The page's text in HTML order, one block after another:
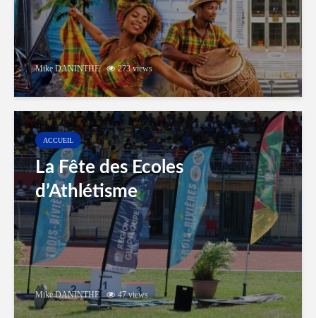
Mike DANINTHE 273 views
ACCUEIL
La Fête des Ecoles
d’Athlétisme
Mike DANINTHE 47 views